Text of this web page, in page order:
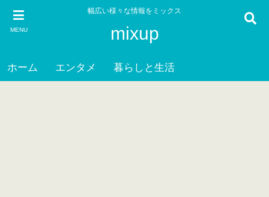
MENU
幅広い様々な情報をミックス
mixup
ホーム エンタメ 暮らしと生活